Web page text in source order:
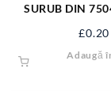
SURUB DIN
£0.20
Adaugă